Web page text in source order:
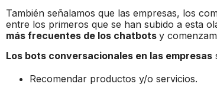
También señalamos que las empresas, los
entre los primeros que se han subido a esta
más frecuentes de los chatbots y
Los bots conversacionales en las empresas
Recomendar productos y/o servicios.